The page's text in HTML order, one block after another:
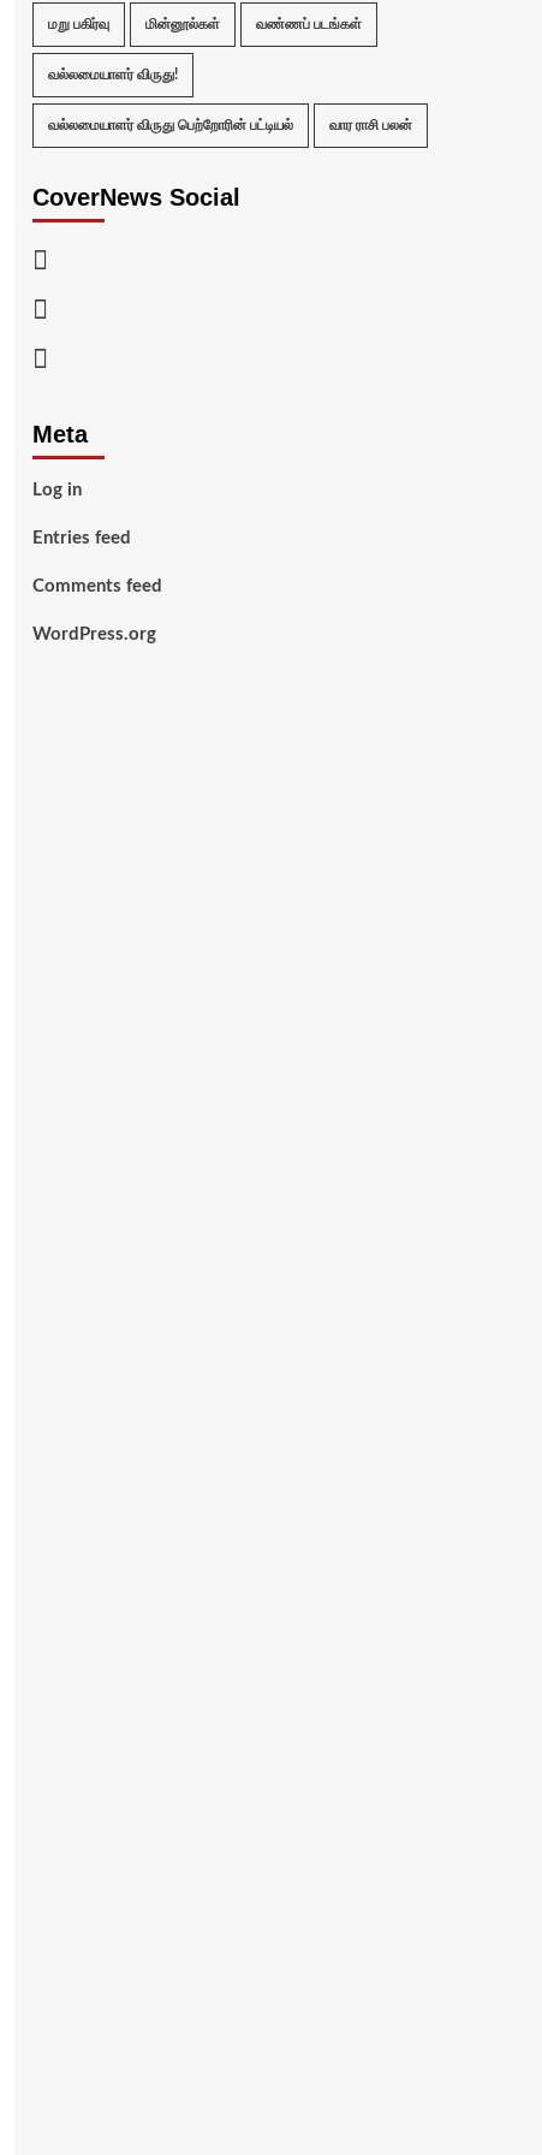
மறு பகிர்வு மின்னூல்கள் வண்ணப் படங்கள்
வல்லமையாளர் விருது!
வல்லமையாளர் விருது பெற்றோரின் பட்டியல் வார ராசி பலன்
CoverNews Social
Meta
Log in
Entries feed
Comments feed
WordPress.org